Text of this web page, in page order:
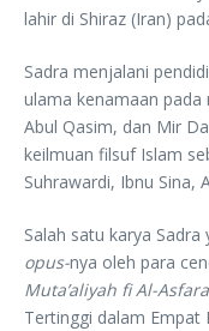
lahir di Shiraz (Iran)
Sadra menjalani
ulama kenamaan pada
Abul Qasim, dan Mir
keilmuan filsuf Islam
Suhrawardi, Ibnu Sina,
Salah satu karya
opus-nya oleh para
Muta’aliyah fi Al-
Tertinggi dalam Empat